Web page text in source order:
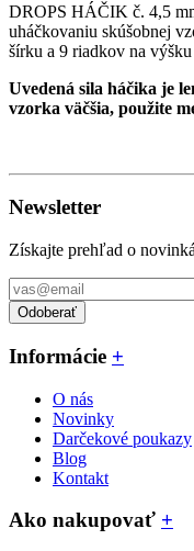
DROPS HÁČIK č. 4,5
uháčkovaniu skúšobnej
šírku a 9 riadkov na
Uvedená sila háčika je
vzorka väčšia, použite
Newsletter
Získajte prehľad o
Odoberať
Informácie +
O nás
Novinky
Darčekové poukazy
Blog
Kontakt
Ako nakupovať +